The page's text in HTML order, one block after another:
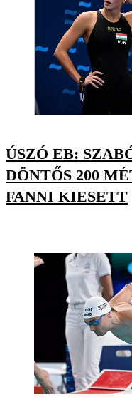
ÚSZÓ EB:
DÖNTŐS 200
FANNI KIESETT